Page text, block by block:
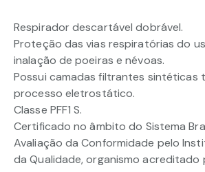
Respirador descartável dobrável.
Proteção das vias respiratórias do
inalação de poeiras e névoas.
Possui camadas filtrantes sintéticas
processo eletrostático.
Classe PFF1 S.
Certificado no âmbito do Sistema
Avaliação da Conformidade pelo
da Qualidade, organismo acreditado